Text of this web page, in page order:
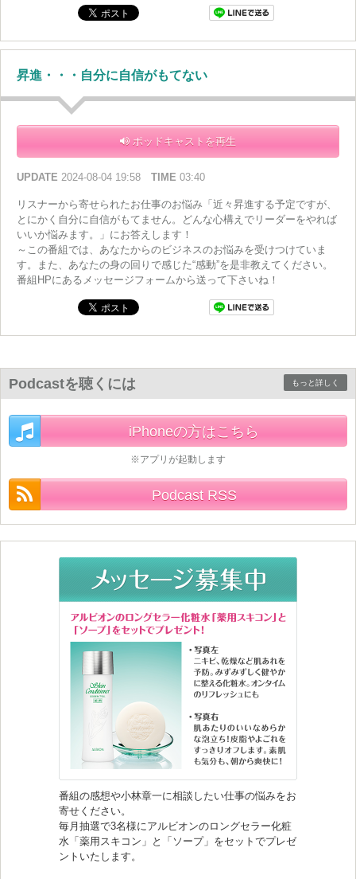
昇進・・・自分に自信がもてない
ポッドキャストを再生
UPDATE 2024-08-04 19:58 TIME 03:40
リスナーから寄せられたお仕事のお悩み「近々昇進する予定ですが、
とにかく自分に自信がもてません。どんな心構えでリーダーをやれば
いいか悩みます。」にお答えします！
～この番組では、あなたからのビジネスのお悩みを受けつけていま
す。また、あなたの身の回りで感じた“感動”を是非教えてください。
番組HPにあるメッセージフォームから送って下さいね！
Podcastを聴くには もっと詳しく
iPhoneの方はこちら
※アプリが起動します
Podcast RSS
番組の感想や小林章一に相談したい仕事の悩みをお
寄せください。
毎月抽選で3名様にアルビオンのロングセラー化粧
水「薬用スキコン」と「ソープ」をセットでプレゼ
ントいたします。